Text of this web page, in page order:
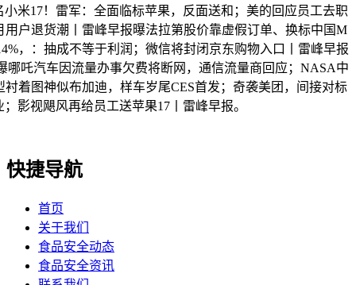
米17！雷军：全面临标苹果，反面送和；美的回应员工去职
户退货潮丨雷峰早报曝法拉第股价靠虚假订单、换标中国M
，：抽成不等于利润；微信将封闭京东购物入口丨雷峰早报
哪吒汽车因流量办事欠费将断网，通信流量商回应；NASA中
着图神似布加迪，样车岁尾CES首发；奇袭美团，间接对标
影视飓风再给员工送苹果17丨雷峰早报。
快捷导航
首页
关于我们
食品安全动态
食品安全资讯